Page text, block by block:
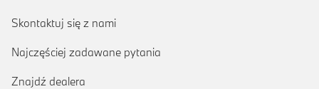
Skontaktuj się z nami
Najczęściej zadawane pytania
Znajdź dealera